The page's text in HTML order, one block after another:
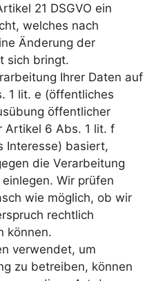
21 DSGVO ein
welches nach
Änderung der
sich bringt.
Ihrer Daten auf
1 lit. e (öffentliches
öffentlicher
Artikel 6 Abs. 1 lit. f
Interesse) basiert,
die Verarbeitung
Wir prüfen
wie möglich, ob wir
rechtlich
können.
verwendet, um
zu betreiben, können